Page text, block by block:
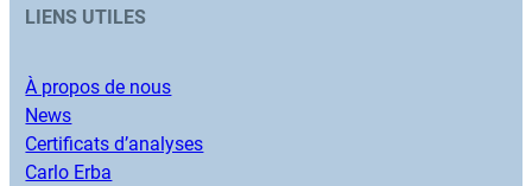
LIENS UTILES
À propos de nous
News
Certificats d’analyses
Carlo Erba